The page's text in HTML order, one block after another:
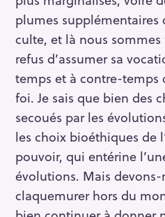
plumes supplémentaires
culte, et là nous
refus d’assumer sa
temps et à contre-
foi. Je sais que bien des
secoués par les
les choix bioéthiques de
pouvoir, qui entérine
évolutions. Mais
claquemurer hors du